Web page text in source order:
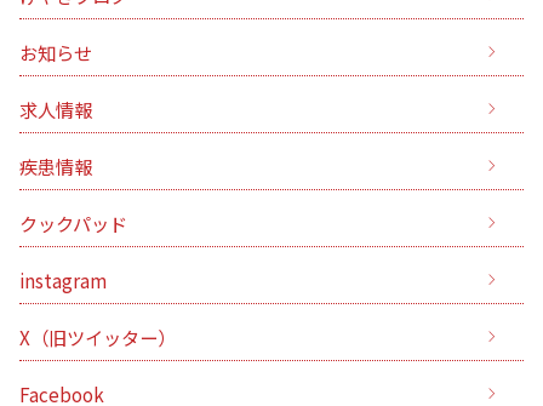
お知らせ
求人情報
疾患情報
クックパッド
instagram
X（旧ツイッター）
Facebook